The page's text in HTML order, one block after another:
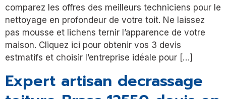
comparez les offres des meilleurs techniciens pour le
nettoyage en profondeur de votre toit. Ne laissez
pas mousse et lichens ternir l’apparence de votre
maison. Cliquez ici pour obtenir vos 3 devis
estmatifs et choisir l’entreprise idéale pour […]
Expert artisan decrassage